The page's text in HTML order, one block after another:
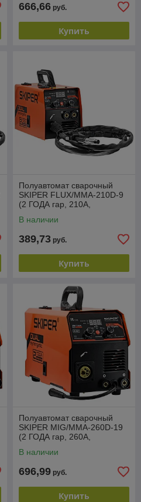
666,66 руб.
Купить
Полуавтомат сварочный
SKIPER FLUX/MMA-210D-9
(2 ГОДА гар, 210A,
В наличии
389,73 руб.
Купить
Полуавтомат сварочный
SKIPER MIG/MMA-260D-19
(2 ГОДА гар, 260А,
A/TIG;еврорук 3)
В наличии
696,99 руб.
Купить